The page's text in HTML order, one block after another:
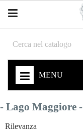
MENU
- Lago Maggiore -
Rilevanza